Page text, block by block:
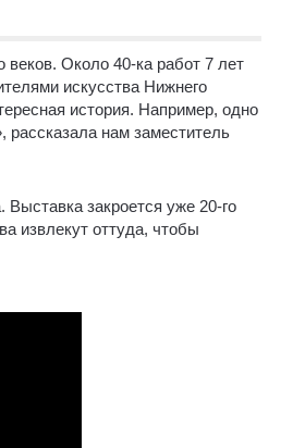
веков. Около 40-ка работ 7 лет
искусства Нижнего
история. Например, одно
рассказала нам заместитель
Выставка закроется уже 20-го
извлекут оттуда, чтобы